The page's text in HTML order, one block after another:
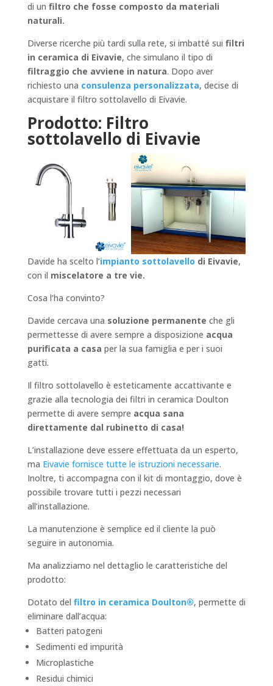
di un filtro che fosse composto da materiali
naturali.
Diverse ricerche più tardi sulla rete, si imbatté sui filtri
in ceramica di Eivavie, che simulano il tipo di
filtraggio che avviene in natura. Dopo aver
richiesto una consulenza personalizzata, decise di
acquistare il filtro sottolavello di Eivavie.
Prodotto: Filtro
sottolavello di Eivavie
Davide ha scelto l’impianto sottolavello di Eivavie,
con il miscelatore a tre vie.
Cosa l’ha convinto?
Davide cercava una soluzione permanente che gli
permettesse di avere sempre a disposizione acqua
purificata a casa per la sua famiglia e per i suoi
gatti.
Il filtro sottolavello è esteticamente accattivante e
grazie alla tecnologia dei filtri in ceramica Doulton
permette di avere sempre acqua sana
direttamente dal rubinetto di casa!
L’installazione deve essere effettuata da un esperto,
ma Eivavie fornisce tutte le istruzioni necessarie.
Inoltre, ti accompagna con il kit di montaggio, dove è
possibile trovare tutti i pezzi necessari
all’installazione.
La manutenzione è semplice ed il cliente la può
seguire in autonomia.
Ma analizziamo nel dettaglio le caratteristiche del
prodotto:
Dotato del filtro in ceramica Doulton®, permette di
eliminare dall’acqua:
Batteri patogeni
Sedimenti ed impurità
Microplastiche
Residui chimici